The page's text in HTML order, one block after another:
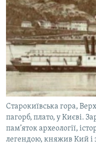
Старокиївська гора,
пагорб, плато, у Києві.
пам’яток археології,
легендою, княжив Кий і